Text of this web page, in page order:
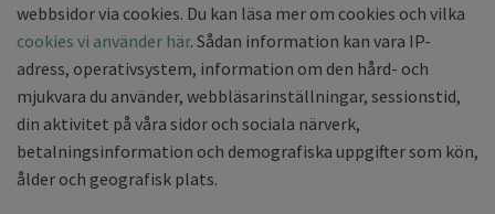
webbsidor via cookies. Du kan läsa mer om cookies och vilka
cookies vi använder här. Sådan information kan vara IP-
adress, operativsystem, information om den hård- och
mjukvara du använder, webbläsarinställningar, sessionstid,
din aktivitet på våra sidor och sociala närverk,
betalningsinformation och demografiska uppgifter som kön,
ålder och geografisk plats.